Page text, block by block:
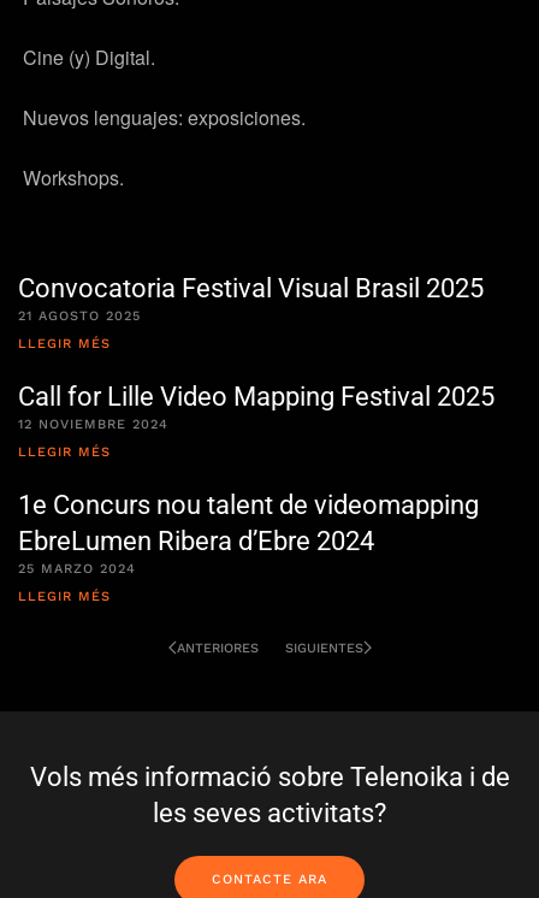
 Cine (y) Digital.
 Nuevos lenguajes: exposiciones.
 Workshops.
Convocatoria Festival Visual Brasil 2025
21 AGOSTO 2025
LLEGIR MÉS
Call for Lille Video Mapping Festival 2025
12 NOVIEMBRE 2024
LLEGIR MÉS
1e Concurs nou talent de videomapping
EbreLumen Ribera d’Ebre 2024
25 MARZO 2024
LLEGIR MÉS
ANTERIORES SIGUIENTES
Vols més informació sobre Telenoika i de
les seves activitats?
CONTACTE ARA